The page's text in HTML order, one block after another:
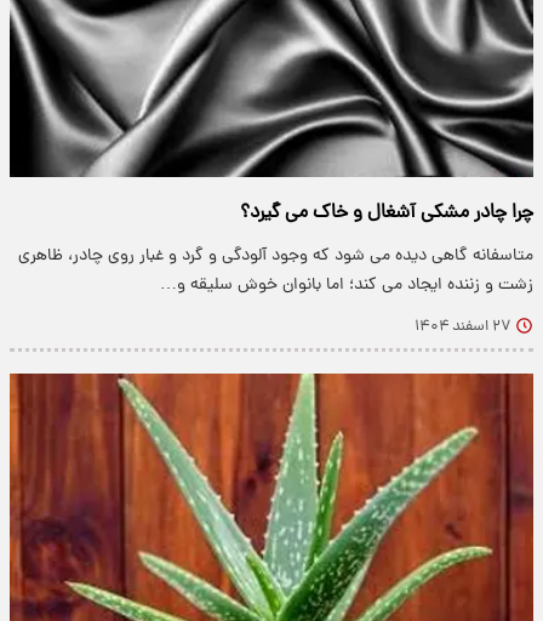
چرا چادر مشکی آشغال و خاک می گیرد؟
متاسفانه گاهی دیده می شود که وجود آلودگی و گرد و غبار روی چادر، ظاهری
زشت و زننده ایجاد می کند؛ اما بانوان خوش سلیقه و…
۲۷ اسفند ۱۴۰۴